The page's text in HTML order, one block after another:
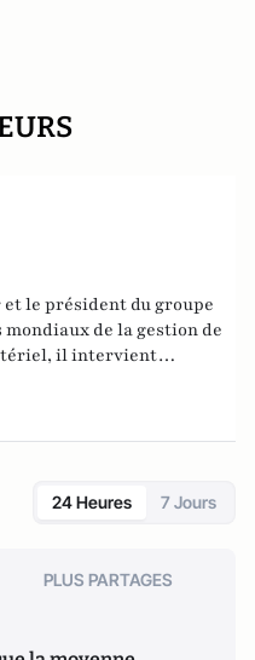
le président du groupe
de la gestion de
il intervient
de gestion de l’hostilité
l’auteur des
24 Heures 7 Jours
PLUS PARTAGES